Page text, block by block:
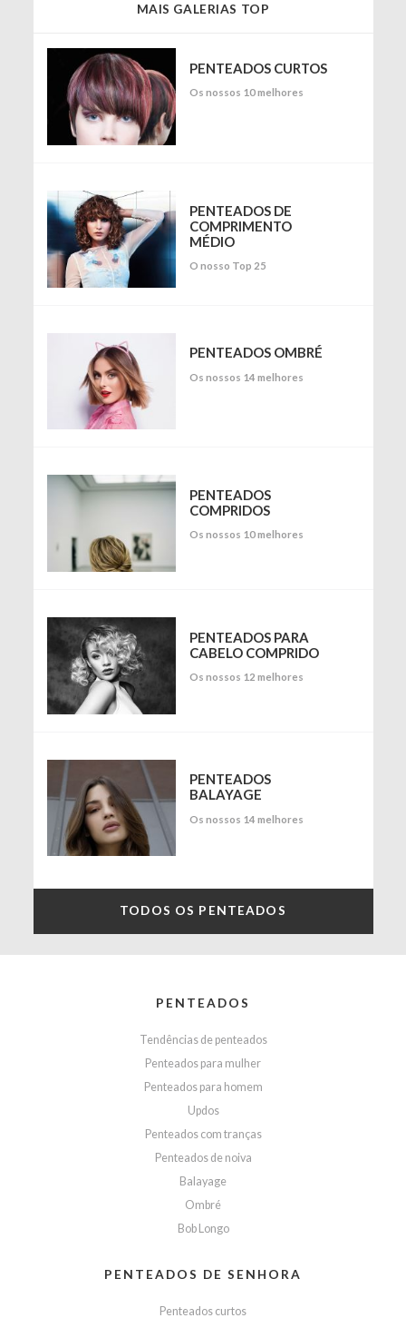
MAIS GALERIAS TOP
PENTEADOS CURTOS
Os nossos 10 melhores
PENTEADOS DE
COMPRIMENTO
MÉDIO
O nosso Top 25
PENTEADOS OMBRÉ
Os nossos 14 melhores
PENTEADOS
COMPRIDOS
Os nossos 10 melhores
PENTEADOS PARA
CABELO COMPRIDO
Os nossos 12 melhores
PENTEADOS
BALAYAGE
Os nossos 14 melhores
TODOS OS PENTEADOS
PENTEADOS
Tendências de penteados
Penteados para mulher
Penteados para homem
Updos
Penteados com tranças
Penteados de noiva
Balayage
Ombré
Bob Longo
PENTEADOS DE SENHORA
Penteados curtos